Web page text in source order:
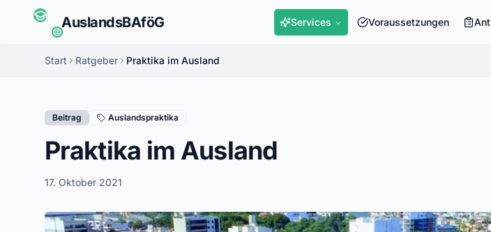
AuslandsBAföG Services Voraussetzungen
Start Ratgeber Praktika im Ausland
Beitrag Auslandspraktika
Praktika im Ausland
17. Oktober 2021